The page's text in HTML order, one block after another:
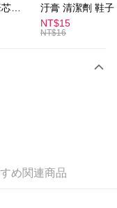
汙膏 清潔劑 鞋子
漬 白皮鞋 鞋油
NT$15
NT$16
め関連商品